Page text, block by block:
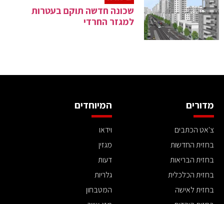
שכונה חדשה תוקם בעטרות
למגזר החרדי
מדורים
צ'אט הכתבים
בחזית החדשות
בחזית הבריאות
בחזית הכלכלית
בחזית לאישה
המיוחדים
וידאו
מגזין
דעות
גלריות
המטבחון